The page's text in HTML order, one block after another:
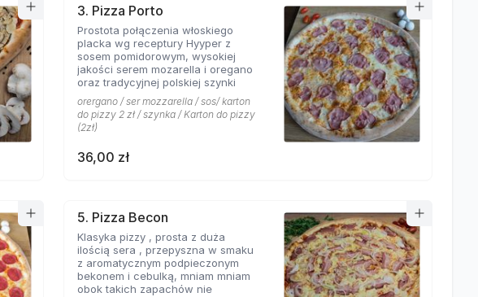
3. Pizza Porto
Prostota połączenia włoskiego
placka wg receptury Hyyper z
sosem pomidorowym, wysokiej
jakości serem mozarella i oregano
oraz tradycyjnej polskiej szynki
orergano / ser mozzarella / sos/ karton
do pizzy 2 zł / szynka / Karton do pizzy
(2zł)
36,00 zł
5. Pizza Becon
Klasyka pizzy , prosta z duża
ilością sera , przepyszna w smaku
z aromatycznym podpieczonym
bekonem i cebulką, mniam mniam
obok takich zapachów nie